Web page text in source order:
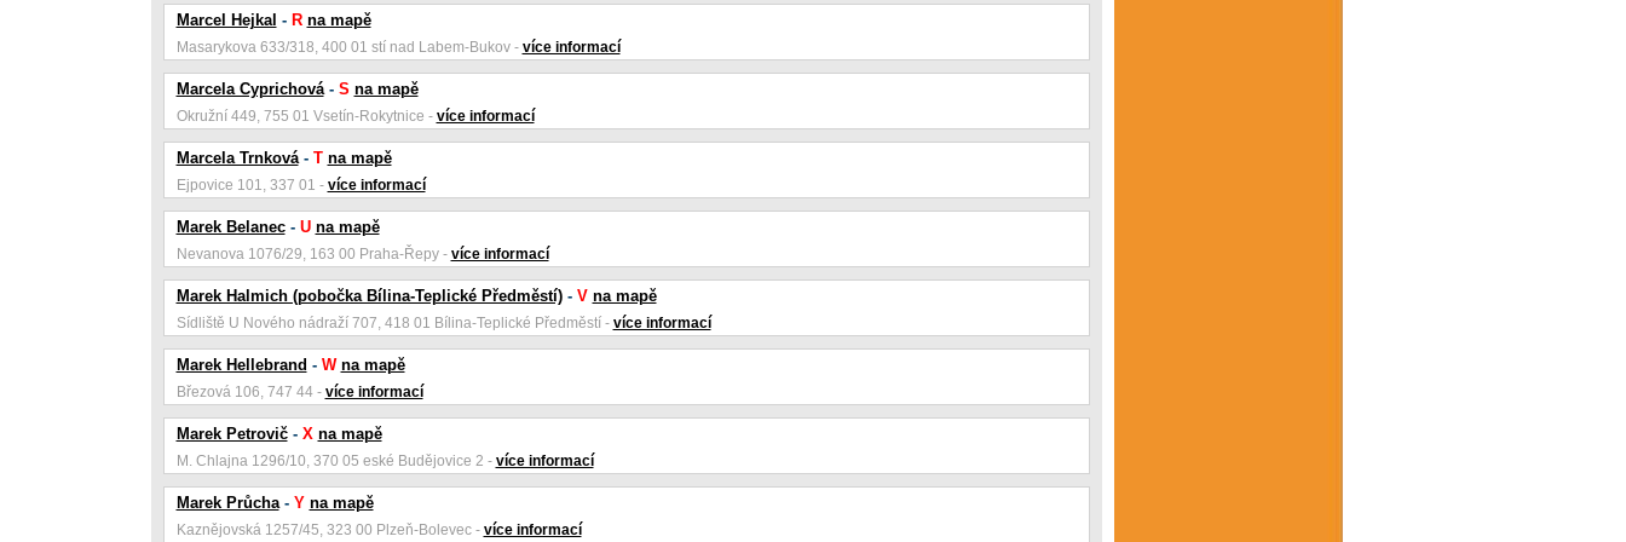
Marcel Hejkal - R na mapě
Masarykova 633/318, 400 01 stí nad Labem-Bukov - více informací
Marcela Cyprichová- S na mapě
Okružní 449, 755 01 Vsetín-Rokytnice - více informací
Marcela Trnková- T na mapě
Ejpovice 101, 337 01 - více informací
Marek Belanec- U na mapě
Nevanova 1076/29, 163 00 Praha-Řepy - více informací
Marek Halmich (pobočka Bílina-Teplické Předměstí)- V na mapě
Sídliště U Nového nádraží 707, 418 01 Bílina-Teplické Předměstí - více informací
Marek Hellebrand - W na mapě
Březová 106, 747 44 - více informací
Marek Petrovič- X na mapě
M. Chlajna 1296/10, 370 05 eské Budějovice 2 - více informací
Marek Průcha- Y na mapě
Kaznějovská 1257/45, 323 00 Plzeň-Bolevec - více informací